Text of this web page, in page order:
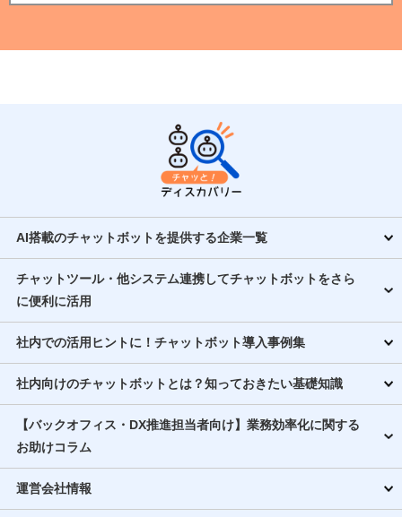
AI搭載のチャットボットを提供する企業一覧
チャットツール・他システム連携してチャットボットをさら
に便利に活用
社内での活用ヒントに！チャットボット導入事例集
社内向けのチャットボットとは？知っておきたい基礎知識
【バックオフィス・DX推進担当者向け】業務効率化に関する
お助けコラム
運営会社情報